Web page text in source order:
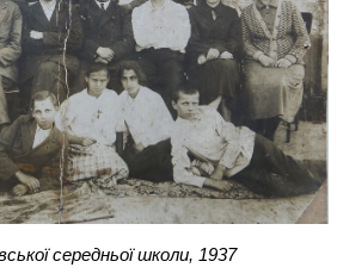
середньої школи, 1937